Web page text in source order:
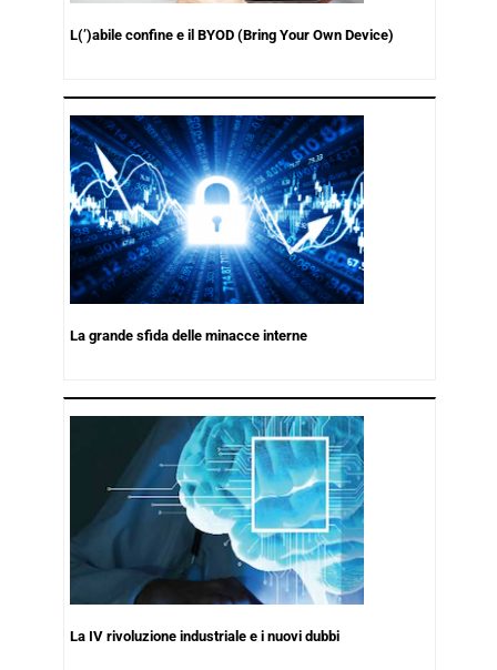
L(’)abile confine e il BYOD (Bring Your Own Device)
La grande sfida delle minacce interne
La IV rivoluzione industriale e i nuovi dubbi